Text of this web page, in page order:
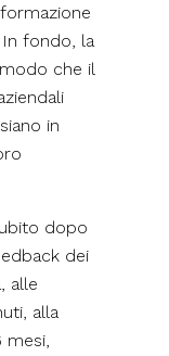
fondo, la
che il
in
dopo
dei
alle
alla